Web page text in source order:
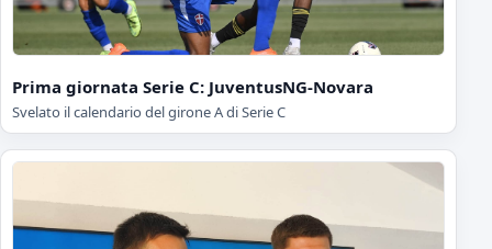
Prima giornata Serie C: JuventusNG-Novara
Svelato il calendario del girone A di Serie C